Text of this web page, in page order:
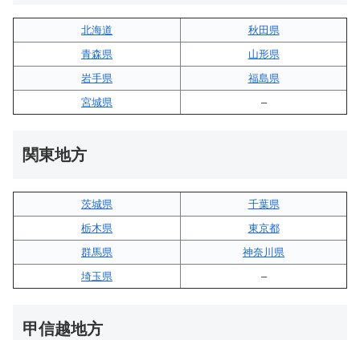
北海道
秋田県
青森県
山形県
岩手県
福島県
宮城県
–
関東地方
茨城県
千葉県
栃木県
東京都
群馬県
神奈川県
埼玉県
–
甲信越地方